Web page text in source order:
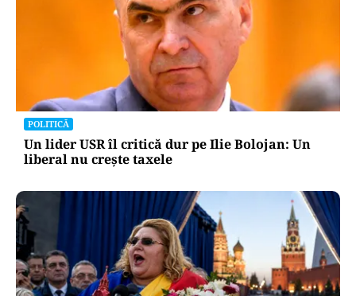
POLITICĂ
Un lider USR îl critică dur pe Ilie Bolojan: Un
liberal nu crește taxele